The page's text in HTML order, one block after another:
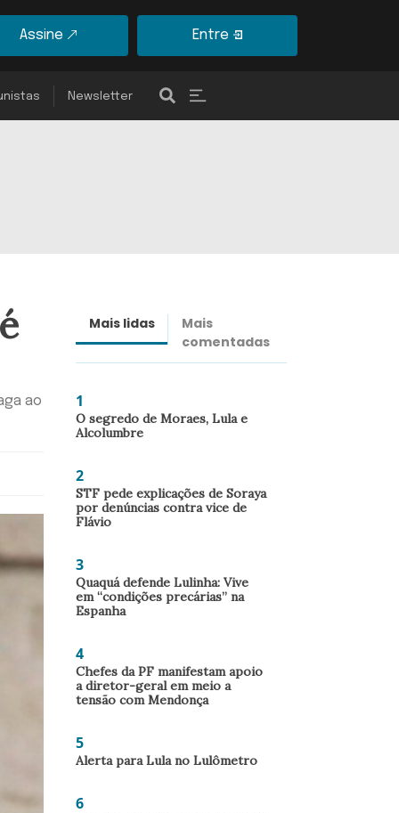
Assine Entre
Newsletter
ao
Mais lidas
Mais
comentadas
1
O segredo de Moraes, Lula e
Alcolumbre
2
STF pede explicações de Soraya
por denúncias contra vice de
Flávio
3
Quaquá defende Lulinha: Vive
em “condições precárias” na
Espanha
4
Chefes da PF manifestam apoio
a diretor-geral em meio a
tensão com Mendonça
5
Alerta para Lula no Lulômetro
6